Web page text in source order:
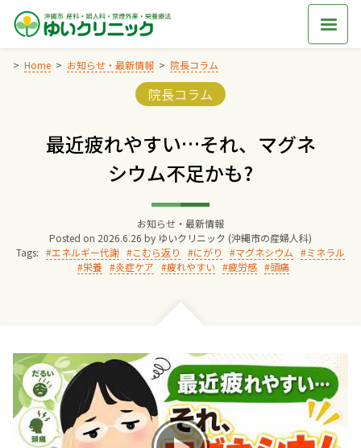
Skip
content
Home お知らせ・最新情報 院長コラム
Categories:
院長コラム
最近疲れやすい…それ、マグネ
シウム不足かも?
お知らせ・最新情報
Posted on 2026.6.26 by ゆいクリニック (沖縄市の産婦人科)
Tags:
エネルギー代謝 こむら返り にがり マグネシウム
ミネラル
栄養
炎症ケア 疲れやすい 疲労感 頭痛
交通アクセス
院長からのごあいさつ
ゆいクリニックの経営理念
診療料金
お産について
親と子の結びつき支援